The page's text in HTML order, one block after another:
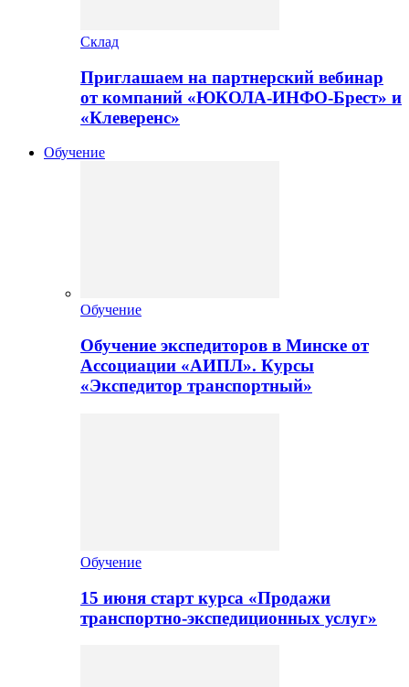
Склад
Приглашаем на партнерский вебинар
от компаний «ЮКОЛА-ИНФО-Брест» и
«Клеверенс»
Обучение
Обучение
Обучение экспедиторов в Минске от
Ассоциации «АИПЛ». Курсы
«Экспедитор транспортный»
Обучение
15 июня старт курса «Продажи
транспортно-экспедиционных услуг»